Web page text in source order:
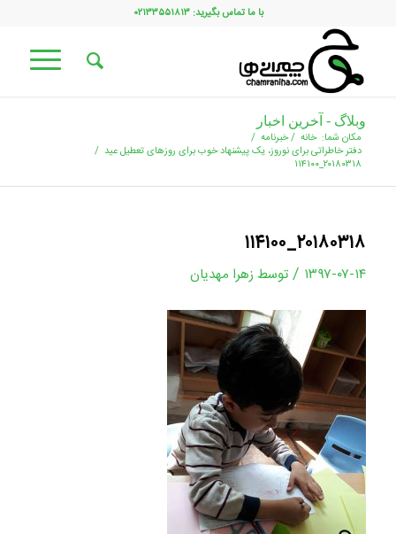
با ما تماس بگیرید: ۰۲۱۳۳۵۵۱۸۱۳
وبلاگ - آخرین اخبار
مکان شما: خانه /خبرنامه /
دفتر خاطراتی برای نوروز، یک پیشنهاد خوب برای روزهای تعطیل عید /
۲۰۱۸۰۳۱۸_۱۱۴۱۰۰
۲۰۱۸۰۳۱۸_۱۱۴۱۰۰
۱۳۹۷-۰۷-۱۴ / توسط زهرا مهدیان